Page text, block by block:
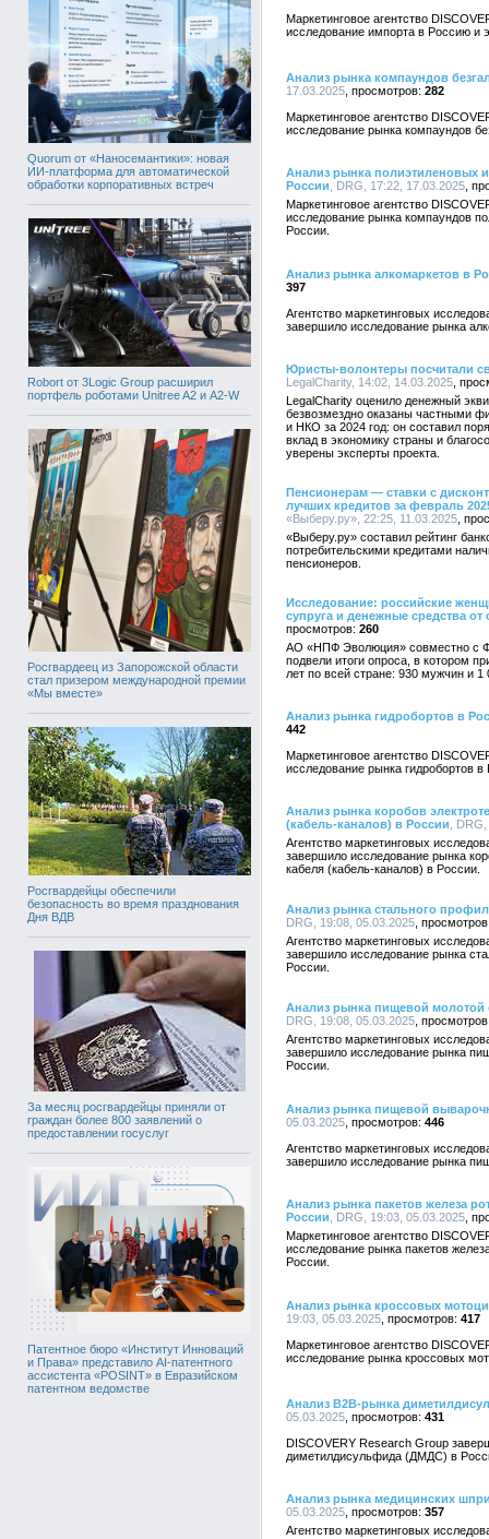
Quorum от «Наносемантики»: новая
ИИ-платформа для автоматической
обработки корпоративных встреч
Robort от 3Logic Group расширил
портфель роботами Unitree A2 и A2-W
Росгвардеец из Запорожской области
стал призером международной премии
«Мы вместе»
Росгвардейцы обеспечили
безопасность во время празднования
Дня ВДВ
За месяц росгвардейцы приняли от
граждан более 800 заявлений о
предоставлении госуслуг
Патентное бюро «Институт Инноваций
и Права» представило AI-патентного
ассистента «POSINT» в Евразийском
патентном ведомстве
Маркетинговое агентство
исследование импорта в Россию и
Анализ рынка компаундов
17.03.2025
282
Маркетинговое агентство
исследование рынка компаундов
Анализ рынка полиэтиленовых
России , DRG, 17:22, 17.03.2025
Маркетинговое агентство
исследование рынка компаундов
России.
Анализ рынка алкомаркетов в
397
Агентство маркетинговых
завершило исследование рынка
Юристы-волонтеры посчитали
LegalCharity, 14:02, 14.03.2025
LegalCharity оценило денежный
безвозмездно оказаны частными
и НКО за 2024 год: он составил
вклад в экономику страны и
уверены эксперты проекта.
Пенсионерам — ставки с
лучших кредитов за февраль
«Выберу.ру», 22:25, 11.03.2025
«Выберу.ру» составил рейтинг
потребительскими кредитами
пенсионеров.
Исследование: российские
супруга и денежные средства от
260
АО «НПФ Эволюция» совместно с
подвели итоги опроса, в котором
лет по всей стране: 930 мужчин и
Анализ рынка гидробортов в
442
Маркетинговое агентство
исследование рынка гидробортов в
Анализ рынка коробов
(кабель-каналов) в России ,
Агентство маркетинговых
завершило исследование рынка
кабеля (кабель-каналов) в России.
Анализ рынка стального
DRG, 19:08, 05.03.2025
Агентство маркетинговых
завершило исследование рынка
России.
Анализ рынка пищевой молотой
DRG, 19:08, 05.03.2025
Агентство маркетинговых
завершило исследование рынка
России.
Анализ рынка пищевой
05.03.2025
446
Агентство маркетинговых
завершило исследование рынка
Анализ рынка пакетов железа
России , DRG, 19:03, 05.03.2025
Маркетинговое агентство
исследование рынка пакетов
России.
Анализ рынка кроссовых
19:03, 05.03.2025
417
Маркетинговое агентство
исследование рынка кроссовых
Анализ B2B-рынка
05.03.2025
431
DISCOVERY Research Group
диметилдисульфида (ДМДС) в
Анализ рынка медицинских
05.03.2025
357
Агентство маркетинговых